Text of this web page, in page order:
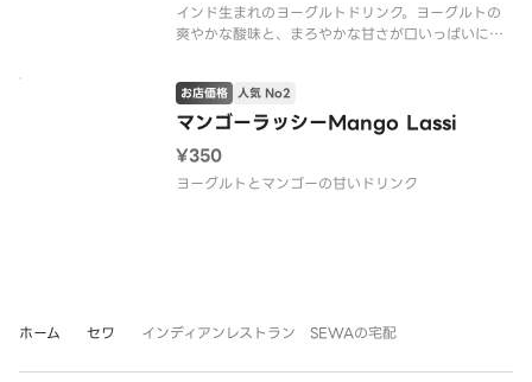
インド生まれのヨーグルトドリンク。ヨーグルトの
爽やかな酸味と、まろやかな甘さが口いっぱいに広
マンゴーラッシーMango Lassi
お店価格 人気 No2
¥350
ヨーグルトとマンゴーの甘いドリンク
ホーム セワ インディアンレストラン SEWAの宅配